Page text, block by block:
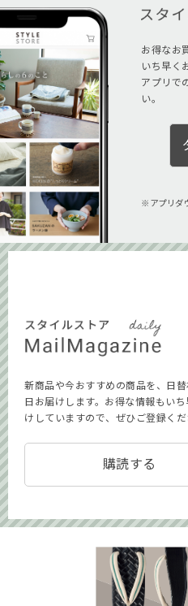
お得なお
いち早く
アプリで
い。
アプリダ
新商品や今おすすめの商品を、日
日お届けします。お得な情報もい
けしていますので、ぜひご登録くだ
購読する